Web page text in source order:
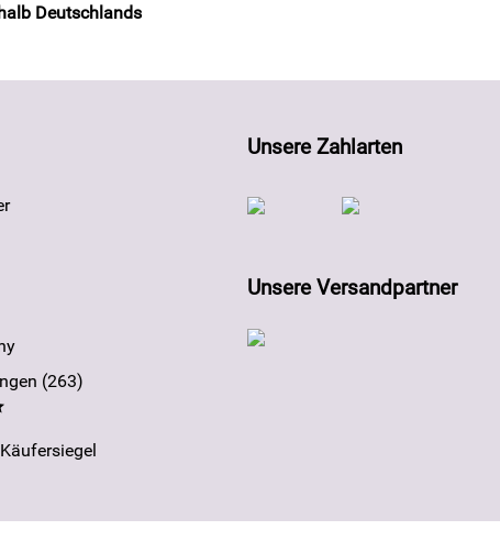
Deutschlands
(263)
Unsere Zahlarten
Unsere Versandpartner